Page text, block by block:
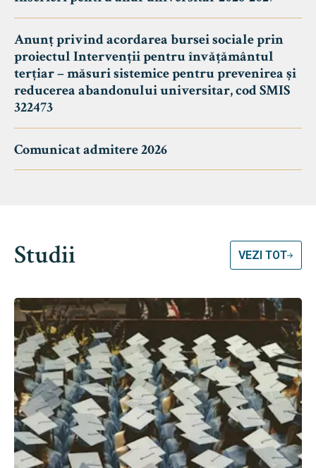
Anunț privind acordarea bursei sociale prin
proiectul Intervenții pentru învățământul
terțiar – măsuri sistemice pentru prevenirea și
reducerea abandonului universitar, cod SMIS
322473
Comunicat admitere 2026
Studii VEZI TOT